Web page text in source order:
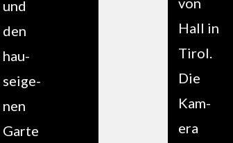
und
den
hau­
seige­
nen
Garte
Hall in
Tirol.
Die
Kam­
era